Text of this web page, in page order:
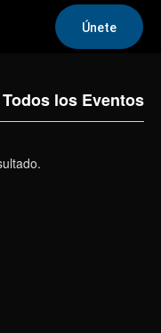
Únete
Todos los Eventos